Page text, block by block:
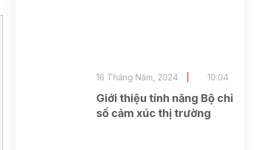
Giới thiệu tính năng Bộ chỉ
số cảm xúc thị trường
16 Tháng Năm, 2024 10:04